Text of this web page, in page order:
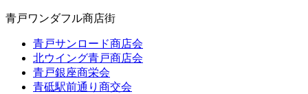
青戸ワンダフル商店街
青戸サンロード商店会
北ウイング青戸商店会
青戸銀座商栄会
青砥駅前通り商交会